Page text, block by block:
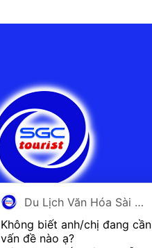
Du Lịch Văn Hóa Sài Gòn
Không biết anh/chị đang
vấn đề nào ạ?